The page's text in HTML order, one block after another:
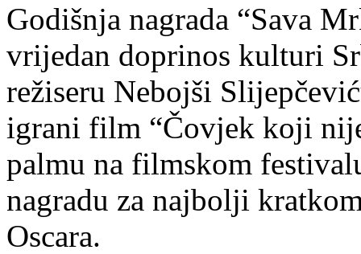
Godišnja nagrada “Sava
vrijedan doprinos kulturi
režiseru Nebojši
igrani film “Čovjek koji
palmu na filmskom
nagradu za najbolji
Oscara.